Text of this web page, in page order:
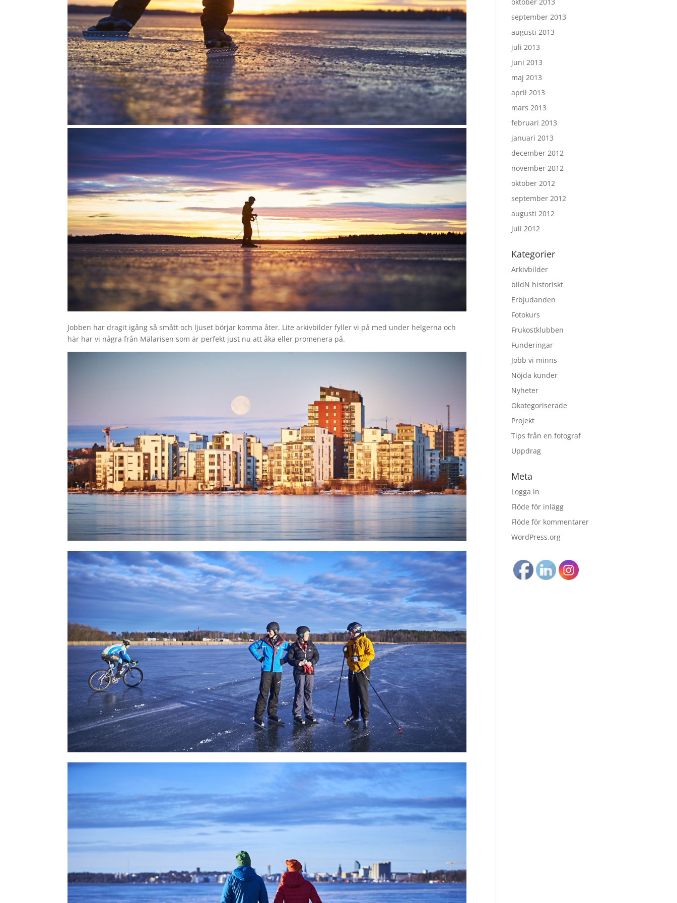
Jobben har dragit igång så smått och ljuset börjar komma åter. Lite arkivbilder fyller vi på med under helgerna och
här har vi några från Mälarisen som är perfekt just nu att åka eller promenera på.
september 2013
augusti 2013
juli 2013
juni 2013
maj 2013
april 2013
mars 2013
februari 2013
januari 2013
december 2012
november 2012
oktober 2012
september 2012
augusti 2012
juli 2012
Kategorier
Arkivbilder
bildN historiskt
Erbjudanden
Fotokurs
Frukostklubben
Funderingar
Jobb vi minns
Nöjda kunder
Nyheter
Okategoriserade
Projekt
Tips från en fotograf
Uppdrag
Meta
Logga in
Flöde för inlägg
Flöde för kommentarer
WordPress.org